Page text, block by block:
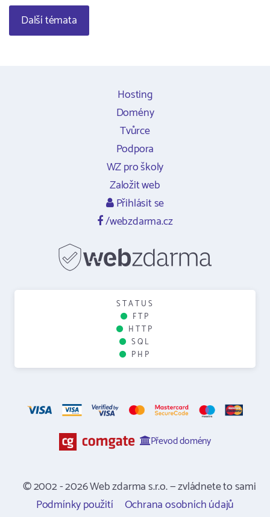
Další témata
Hosting
Domény
Tvůrce
Podpora
WZ pro školy
Založit web
Přihlásit se
/webzdarma.cz
STATUS
FTP
HTTP
SQL
PHP
Převod domény
© 2002 - 2026 Web zdarma s.r.o. — zvládnete to sami
Podmínky použití
Ochrana osobních údajů